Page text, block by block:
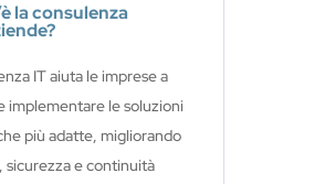
la consulenza
IT aiuta le imprese a
implementare le soluzioni
più adatte, migliorando
sicurezza e continuità